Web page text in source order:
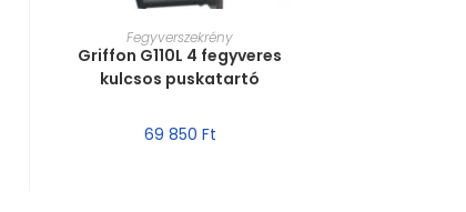
MÉRET VÁLASZTÁSA
Fegyverszekrény
Griffon G110L 4 fegyveres
kulcsos puskatartó
69 850 Ft